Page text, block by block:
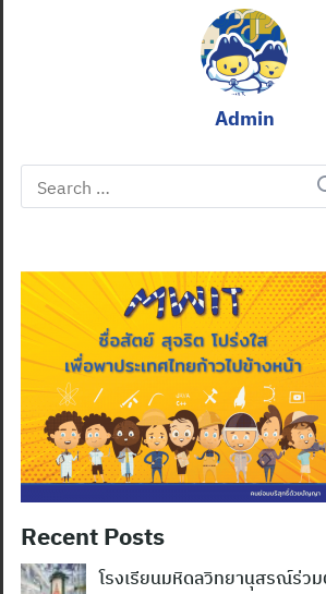
Admin
Search
for:
Recent Posts
โรงเรียนมหิดลวิทยานุสรณ์ร่ว